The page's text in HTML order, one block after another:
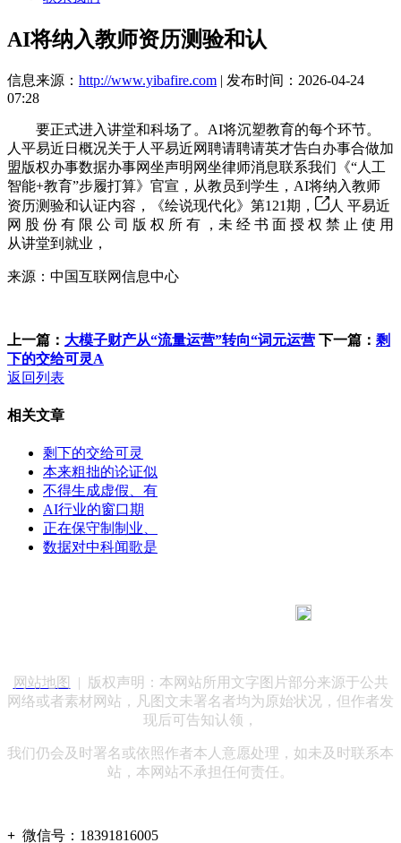
AI将纳入教师资历测验和认
信息来源： http://www.yibafire.com | 发布时间：2026-04-24
07:28
要正式进入讲堂和科场了。AI将沉塑教育的每个环节。
人平易近日概况关于人平易近网聘请聘请英才告白办事合做加
盟版权办事数据办事网坐声明网坐律师消息联系我们《“人工
智能+教育”步履打算》官宣，从教员到学生，AI将纳入教师
资历测验和认证内容，《绘说现代化》第121期，
人 平易近
网 股 份 有 限 公 司 版 权 所 有 ，未 经 书 面 授 权 禁 止 使 用
从讲堂到就业，
来源：中国互联网信息中心
上一篇： 大模子财产从“流量运营”转向“词元运营 下一篇： 剩
下的交给可灵A
返回列表
相关文章
剩下的交给可灵
本来粗拙的论证似
不得生成虚假、有
AI行业的窗口期
正在保守制制业、
数据对中科闻歌是
网站地图
| 版权声明：本网站所用文字图片部分来源于公共
网络或者素材网站，凡图文未署名者均为原始状况，但作者发
现后可告知认领，
我们仍会及时署名或依照作者本人意愿处理，如未及时联系本
站，本网站不承担任何责任。
+ 微信号： 18391816005